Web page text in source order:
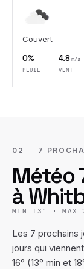
Couvert
0%
PLUIE
4.8 m/s
VENT
02 7
Météo
à
MIN 13 ° · MAX
Les 7 prochains
jours qui
16° (13° min et